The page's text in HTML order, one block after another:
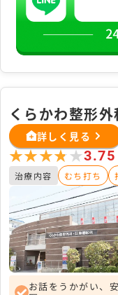
くらかわ整形
詳しく見る
★★★★★
★★★★★3.75
治療内容 むち打ち
お話をうかがい、